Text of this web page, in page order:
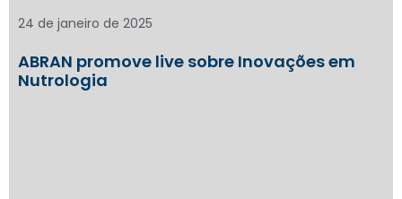
ABRAN promove live sobre Inovações em
Nutrologia
24 de janeiro de 2025